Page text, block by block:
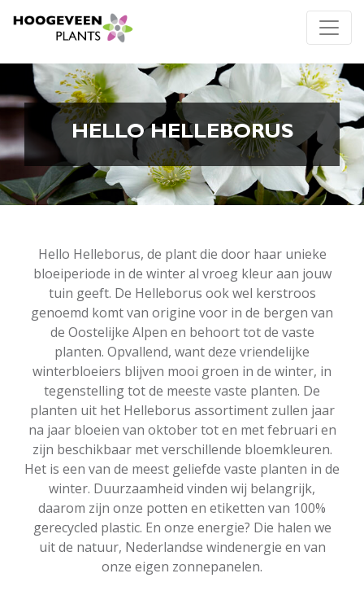
HELLO HELLEBORUS
Hello Helleborus, de plant die door haar unieke
bloeiperiode in de winter al vroeg kleur aan jouw
tuin geeft. De Helleborus ook wel kerstroos
genoemd komt van origine voor in de bergen van
de Oostelijke Alpen en behoort tot de vaste
planten. Opvallend, want deze vriendelijke
winterbloeiers blijven mooi groen in de winter, in
tegenstelling tot de meeste vaste planten. De
planten uit het Helleborus assortiment zullen jaar
na jaar bloeien van oktober tot en met februari en
zijn beschikbaar met verschillende bloemkleuren.
Het is een van de meest geliefde vaste planten in de
winter. Duurzaamheid vinden wij belangrijk,
daarom zijn onze potten en etiketten van 100%
gerecycled plastic. En onze energie? Die halen we
uit de natuur, Nederlandse windenergie en van
onze eigen zonnepanelen.